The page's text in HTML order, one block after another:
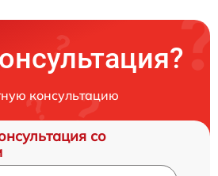
консультацию
со